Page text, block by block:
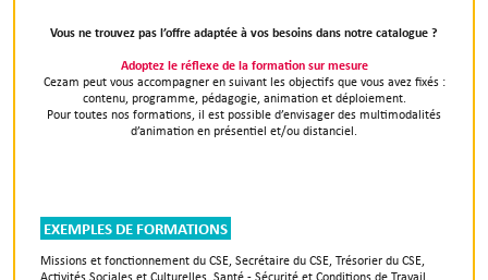
Vous ne trouvez pas l’offre adaptée à vos besoins dans notre catalogue ?
Adoptez le réflexe de la formation sur mesure
Cezam peut vous accompagner en suivant les objectifs que vous avez fixés :
contenu, programme, pédagogie, animation et déploiement.
Pour toutes nos formations, il est possible d’envisager des multimodalités
d’animation en présentiel et/ou distanciel.
EXEMPLES DE FORMATIONS
Missions et fonctionnement du CSE, Secrétaire du CSE, Trésorier du CSE,
Activités Sociales et Culturelles, Santé - Sécurité et Conditions de Travail,